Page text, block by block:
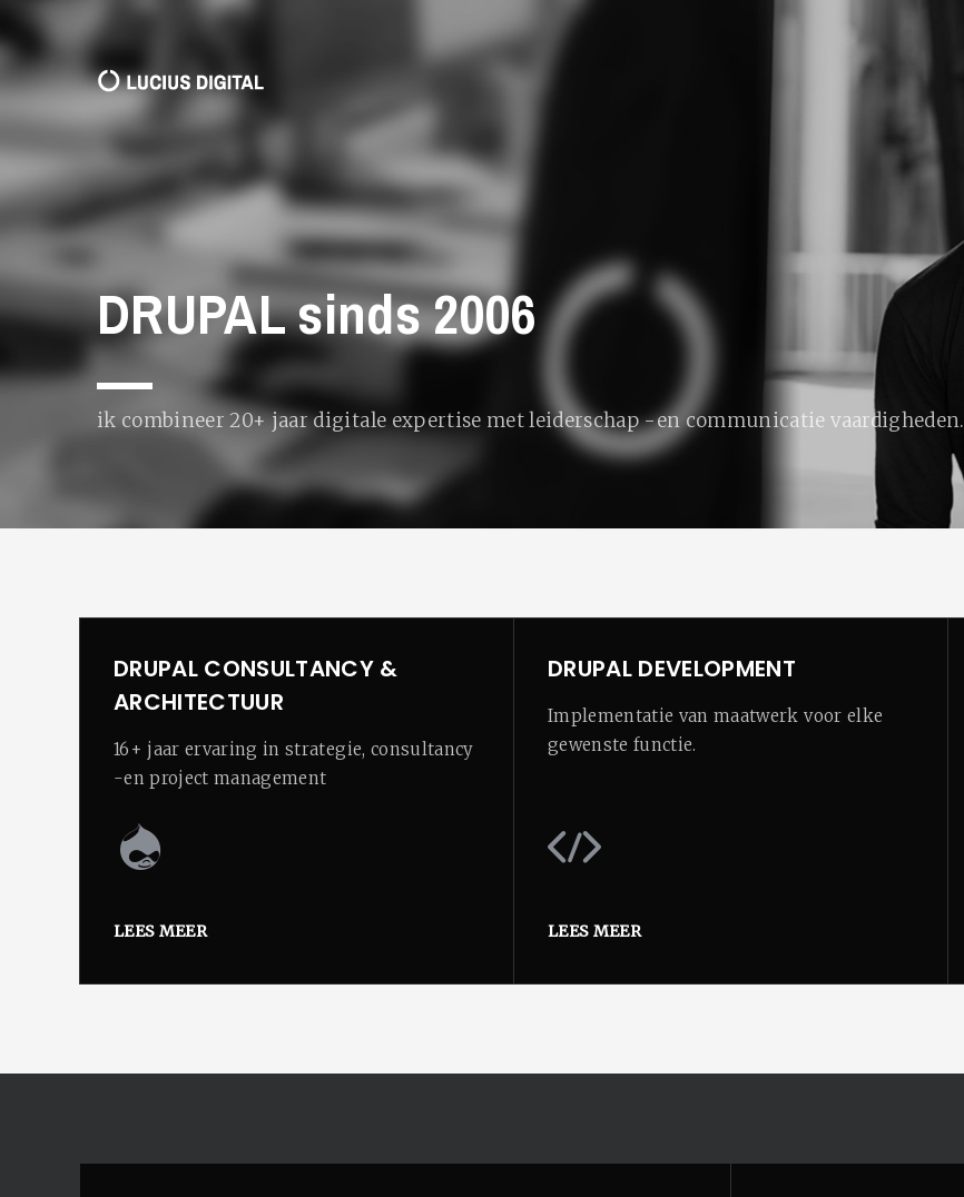
DRUPAL sinds 2006
ik combineer 20+ jaar digitale expertise met leiderschap -en communicatie vaardigheden.
DRUPAL CONSULTANCY &
ARCHITECTUUR
16+ jaar ervaring in strategie, consultancy
-en project management
LEES MEER
DRUPAL DEVELOPMENT
Implementatie van maatwerk voor elke
gewenste functie.
LEES MEER